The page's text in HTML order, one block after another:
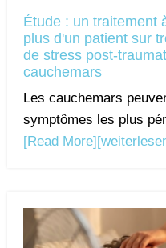
Étude : un traitement
plus d'un patient sur
de stress post-
cauchemars
Les cauchemars
symptômes les plus
[Read More]